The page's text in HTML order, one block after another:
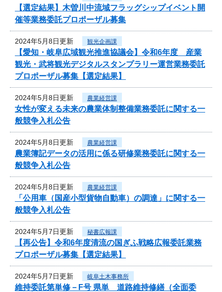
【選定結果】木曽川中流域フラッグシップイベント開
催等業務委託プロポーザル募集
2024年5月8日更新 観光企画課
【愛知・岐阜広域観光推進協議会】令和6年度 産業
観光・武将観光デジタルスタンプラリー運営業務委託
プロポーザル募集【選定結果】
2024年5月8日更新 農業経営課
女性が変える未来の農業体制整備業務委託に関する一
般競争入札公告
2024年5月8日更新 農業経営課
農業簿記データの活用に係る研修業務委託に関する一
般競争入札公告
2024年5月8日更新 農業経営課
「公用車（国産小型貨物自動車）の調達」に関する一
般競争入札公告
2024年5月7日更新 秘書広報課
【再公告】令和6年度清流の国ぎふ戦略広報委託業務
プロポーザル募集【選定結果】
2024年5月7日更新 岐阜土木事務所
維持委託第単修－F号 県単 道路維持修繕（全面委